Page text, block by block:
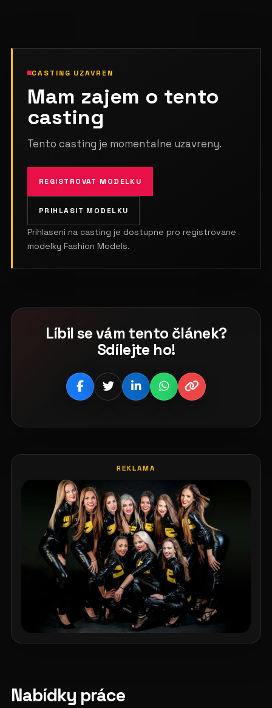
CASTING UZAVREN
Mam zajem o tento
casting
Tento casting je momentalne uzavreny.
REGISTROVAT MODELKU
PRIHLASIT MODELKU
Prihlaseni na casting je dostupne pro registrovane
modelky Fashion Models.
Líbil se vám tento článek?
Sdílejte ho!
REKLAMA
Nabídky práce